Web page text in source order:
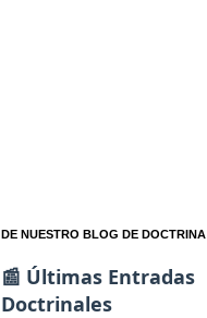
DE NUESTRO BLOG DE DOCTRINA
📰 Últimas Entradas
Doctrinales